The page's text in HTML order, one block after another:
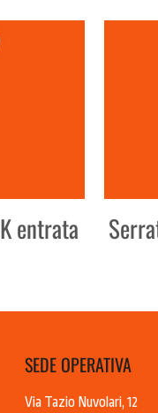
entrata
SEDE OPERATIVA
Via Tazio Nuvolari, 12